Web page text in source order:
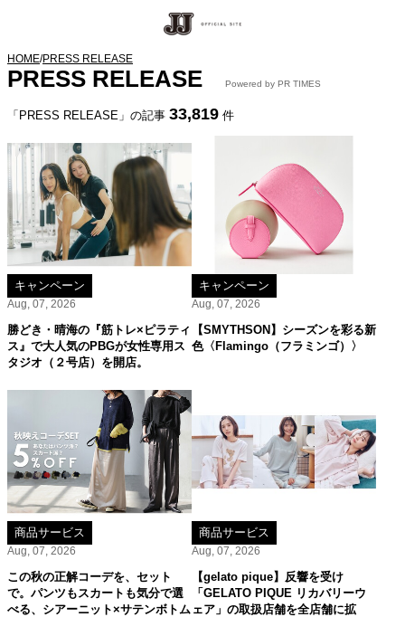
HOME/PRESS RELEASE
PRESS RELEASE Powered by PR TIMES
「PRESS RELEASE」の記事 33,819 件
キャンペーン
Aug, 07, 2026
勝どき・晴海の『筋トレ×ピラティ
ス』で大人気のPBGが女性専用ス
タジオ（２号店）を開店。
キャンペーン
Aug, 07, 2026
【SMYTHSON】シーズンを彩る新
色〈Flamingo（フラミンゴ）〉
商品サービス
Aug, 07, 2026
この秋の正解コーデを、セット
で。パンツもスカートも気分で選
べる、シアーニット×サテンボトム
商品サービス
Aug, 07, 2026
【gelato pique】反響を受け
「GELATO PIQUE リカバリーウ
ェア」の取扱店舗を全店舗に拡